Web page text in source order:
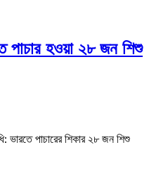
পাচার হওয়া ২৮ জন শিশু
ভারতে পাচারের শিকার ২৮ জন শিশু